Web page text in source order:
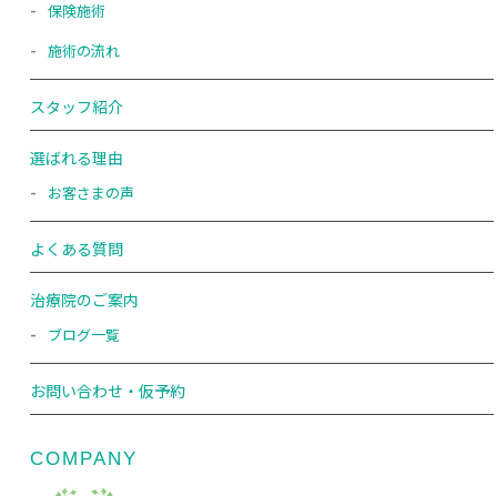
保険施術
施術の流れ
スタッフ紹介
選ばれる理由
お客さまの声
よくある質問
治療院のご案内
ブログ一覧
お問い合わせ・仮予約
COMPANY